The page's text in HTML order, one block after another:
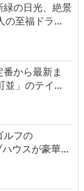
緑の日光、絶景
の至福ドラ…
から最新ま
並」のテイ…
ルフの
ハウスが豪華…